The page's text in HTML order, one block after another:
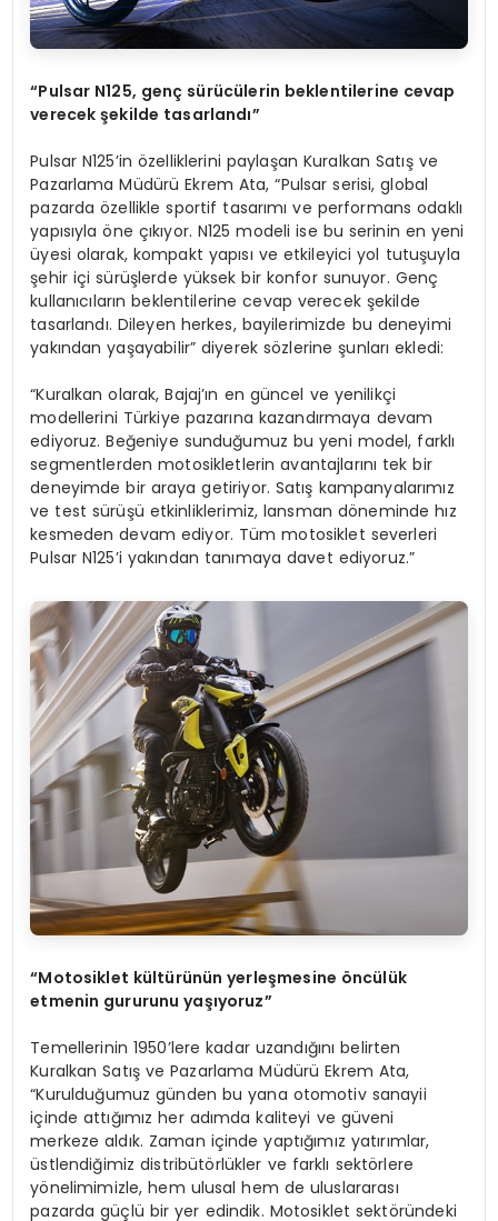
“Pulsar N125, genç sürücülerin beklentilerine cevap
verecek şekilde tasarlandı”
Pulsar N125’in özelliklerini paylaşan Kuralkan Satış ve
Pazarlama Müdürü Ekrem Ata, “Pulsar serisi, global
pazarda özellikle sportif tasarımı ve performans odaklı
yapısıyla öne çıkıyor. N125 modeli ise bu serinin en yeni
üyesi olarak, kompakt yapısı ve etkileyici yol tutuşuyla
şehir içi sürüşlerde yüksek bir konfor sunuyor. Genç
kullanıcıların beklentilerine cevap verecek şekilde
tasarlandı. Dileyen herkes, bayilerimizde bu deneyimi
yakından yaşayabilir” diyerek sözlerine şunları ekledi:
“Kuralkan olarak, Bajaj’ın en güncel ve yenilikçi
modellerini Türkiye pazarına kazandırmaya devam
ediyoruz. Beğeniye sunduğumuz bu yeni model, farklı
segmentlerden motosikletlerin avantajlarını tek bir
deneyimde bir araya getiriyor. Satış kampanyalarımız
ve test sürüşü etkinliklerimiz, lansman döneminde hız
kesmeden devam ediyor. Tüm motosiklet severleri
Pulsar N125’i yakından tanımaya davet ediyoruz.”
“Motosiklet kültürünün yerleşmesine öncülük
etmenin gururunu yaşıyoruz”
Temellerinin 1950’lere kadar uzandığını belirten
Kuralkan Satış ve Pazarlama Müdürü Ekrem Ata,
“Kurulduğumuz günden bu yana otomotiv sanayii
içinde attığımız her adımda kaliteyi ve güveni
merkeze aldık. Zaman içinde yaptığımız yatırımlar,
üstlendiğimiz distribütörlükler ve farklı sektörlere
yönelimimizle, hem ulusal hem de uluslararası
pazarda güçlü bir yer edindik. Motosiklet sektöründeki